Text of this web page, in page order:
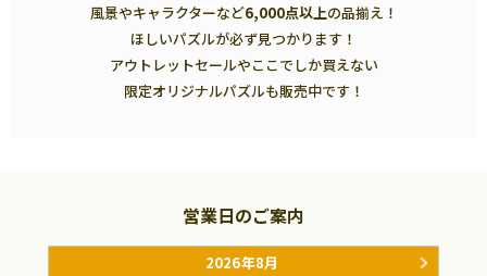
風景やキャラクターなど6,000点以上の品揃え！
ほしいパズルが必ず見つかります！
アウトレットセールやここでしか買えない
限定オリジナルパズルも販売中です！
営業日のご案内
2026年8月